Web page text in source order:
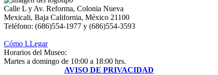
Calle L y Av. Reforma, Colonia Nueva
Mexicali, Baja California, México 21100
Teléfono: (686)554-1977 y (686)554-3593
Cómo LLegar
Horarios del Museo:
Martes a domingo de 10:00 a 18:00 hrs.
AVISO DE PRIVACIDAD